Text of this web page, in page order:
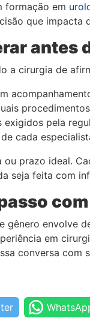
formação em
que impacta
antes
a cirurgia de
exigidos pela
cada
prazo ideal.
seja feita com
gênero envolve
em
conversa com